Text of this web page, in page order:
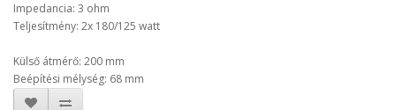
Impedancia: 3 ohm
Teljesítmény: 2x 180/125 watt
Külső átmérő: 200 mm
Beépítési mélység: 68 mm